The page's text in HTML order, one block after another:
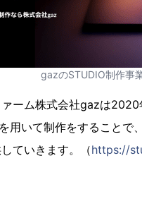
gazのSTUDIO制作事
ーム株式会社gazは
用いて制作をすることで
ていきます。（https://